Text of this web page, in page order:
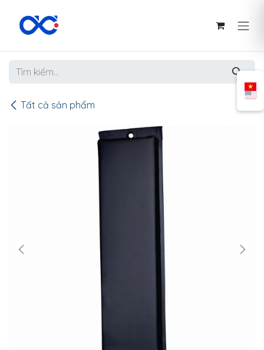
Tất cả sản phẩm